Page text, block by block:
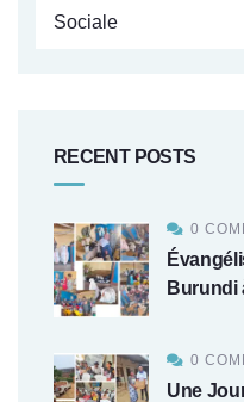
Sociale
RECENT POSTS
0
Burundi
0
Une